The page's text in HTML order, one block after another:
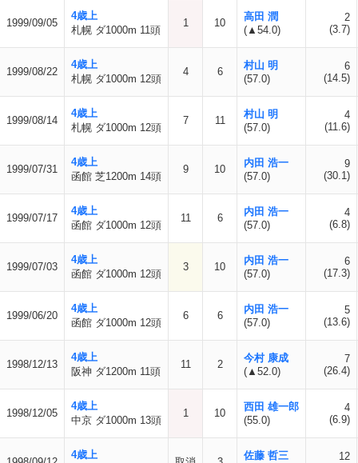
1999/09/05
4歳上
札幌 ダ1000m 11頭
1 10
高田 潤
(▲54.0)
2
(3.7)
1999/08/22
4歳上
札幌 ダ1000m 12頭
4 6
村山 明
(57.0)
6
(14.5)
1999/08/14
4歳上
札幌 ダ1000m 12頭
7 11
村山 明
(57.0)
4
(11.6)
1999/07/31
4歳上
函館 芝1200m 14頭
9 10
内田 浩一
(57.0)
9
(30.1)
1999/07/17
4歳上
函館 ダ1000m 12頭
11 6
内田 浩一
(57.0)
4
(6.8)
1999/07/03
4歳上
函館 ダ1000m 12頭
3 10
内田 浩一
(57.0)
6
(17.3)
1999/06/20
4歳上
函館 ダ1000m 12頭
6 6
内田 浩一
(57.0)
5
(13.6)
1998/12/13
4歳上
阪神 ダ1200m 11頭
11 2
今村 康成
(▲52.0)
7
(26.4)
1998/12/05
4歳上
中京 ダ1000m 13頭
1 10
西田 雄一郎
(55.0)
4
(6.9)
4歳上 佐藤 哲三
12